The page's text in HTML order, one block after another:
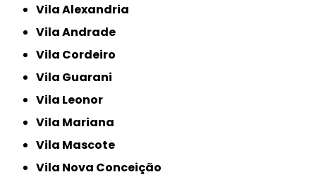
Vila Alexandria
Vila Andrade
Vila Cordeiro
Vila Guarani
Vila Leonor
Vila Mariana
Vila Mascote
Vila Nova Conceição